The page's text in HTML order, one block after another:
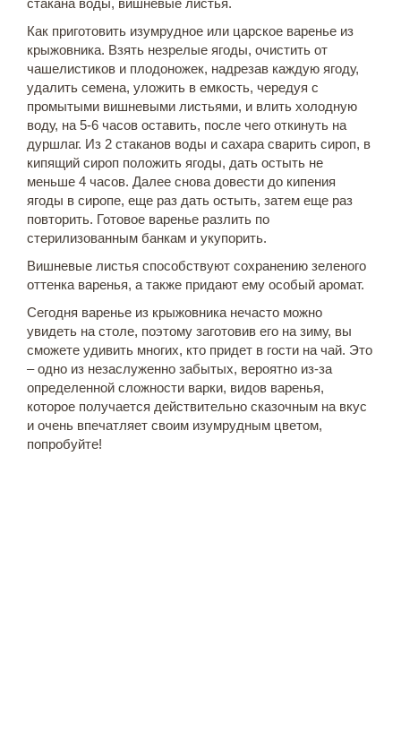
стакана воды, вишневые листья.
Как приготовить изумрудное или царское варенье из
крыжовника. Взять незрелые ягоды, очистить от
чашелистиков и плодоножек, надрезав каждую ягоду,
удалить семена, уложить в емкость, чередуя с
промытыми вишневыми листьями, и влить холодную
воду, на 5-6 часов оставить, после чего откинуть на
дуршлаг. Из 2 стаканов воды и сахара сварить сироп, в
кипящий сироп положить ягоды, дать остыть не
меньше 4 часов. Далее снова довести до кипения
ягоды в сиропе, еще раз дать остыть, затем еще раз
повторить. Готовое варенье разлить по
стерилизованным банкам и укупорить.
Вишневые листья способствуют сохранению зеленого
оттенка варенья, а также придают ему особый аромат.
Сегодня варенье из крыжовника нечасто можно
увидеть на столе, поэтому заготовив его на зиму, вы
сможете удивить многих, кто придет в гости на чай. Это
– одно из незаслуженно забытых, вероятно из-за
определенной сложности варки, видов варенья,
которое получается действительно сказочным на вкус
и очень впечатляет своим изумрудным цветом,
попробуйте!